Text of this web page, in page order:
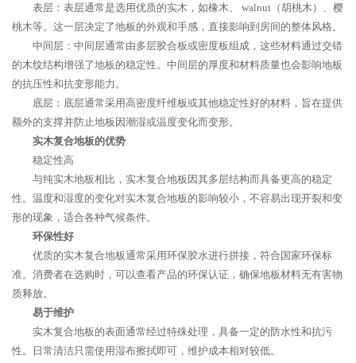
表层：表层通常是选用优质的实木，如橡木、 walnut（胡桃木）、樱
桃木等。这一层决定了地板的外观和手感，直接影响到房间的整体风格。
中间层：中间层通常由多层胶合板或密度板组成，这些材料通过交错
的木纹结构增强了地板的稳定性。中间层的厚度和材料质量也会影响地板
的抗压性和抗变形能力。
底层：底层通常采用高密度纤维板或其他稳定性好的材料，旨在提供
额外的支撑并防止地板因潮湿或温度变化而变形。
实木复合地板的优势
稳定性高
与纯实木地板相比，实木复合地板因其多层结构而具备更高的稳定
性。温度和湿度的变化对实木复合地板的影响较小，不容易出现开裂和变
形的现象，适合各种气候条件。
环保性好
优质的实木复合地板通常采用环保胶水进行拼接，符合国家环保标
准。消费者在选购时，可以查看产品的环保认证，确保地板材料无有害物
质释放。
易于维护
实木复合地板的表面通常经过特殊处理，具备一定的防水性和抗污
性。日常清洁只需使用湿布擦拭即可，维护成本相对较低。